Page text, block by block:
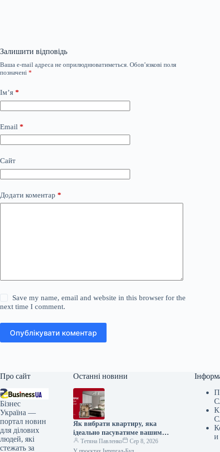
Залишити відповідь
Ваша e-mail адреса не оприлюднюватиметься. Обов’язкові поля
позначені *
Ім’я *
Email *
Сайт
Додати коментар *
Save my name, email and website in this browser for the
next time I comment.
Опублікувати коментар
Про сайт
Бізнес
Україна —
портал новин
для ділових
людей, які
стежать за
Останні новини
Як вибрати квартиру, яка
ідеально пасуватиме вашим
потребам
Тетяна Павленко
Сер 8, 2026
и